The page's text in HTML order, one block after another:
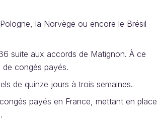
la Norvège ou encore le Brésil
suite aux accords de Matignon. À ce
de congés payés.
de quinze jours à trois semaines.
payés en France, mettant en place